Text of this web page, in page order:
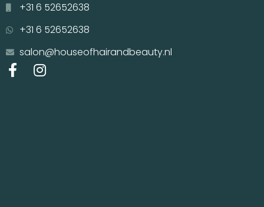
+31 6 52652638
+31 6 52652638
salon@houseofhairandbeauty.nl